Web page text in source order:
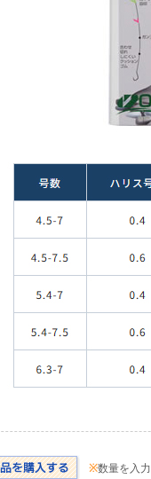
※数量を入